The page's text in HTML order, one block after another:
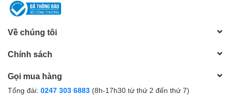
Về chúng tôi
Chính sách
Gọi mua hàng
Tổng đài: 0247 303 6883 (8h-17h30 từ thứ 2 đến thứ 7)